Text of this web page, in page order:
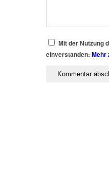
Mit der Nutzung
einverstanden: Mehr